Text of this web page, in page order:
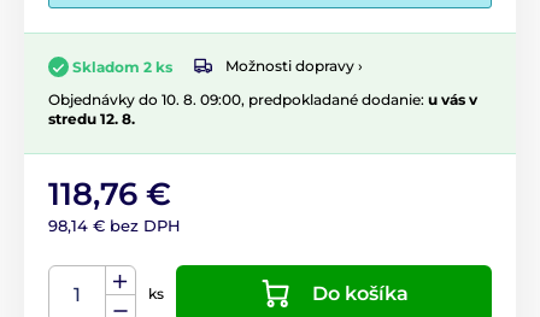
Skladom 2 ks
Možnosti dopravy ›
Objednávky do 10. 8. 09:00, predpokladané dodanie: u vás v
stredu 12. 8.
118,76 €
98,14 € bez DPH
ks Do košíka